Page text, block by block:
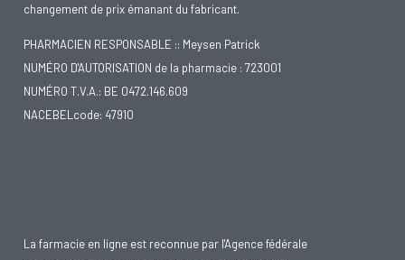
changement de prix émanant du fabricant.
PHARMACIEN RESPONSABLE :: Meysen Patrick
NUMÉRO D'AUTORISATION de la pharmacie : 723001
NUMÉRO T.V.A.: BE 0472.146.609
NACEBELcode: 47910
La farmacie en ligne est reconnue par l'Agence fédérale